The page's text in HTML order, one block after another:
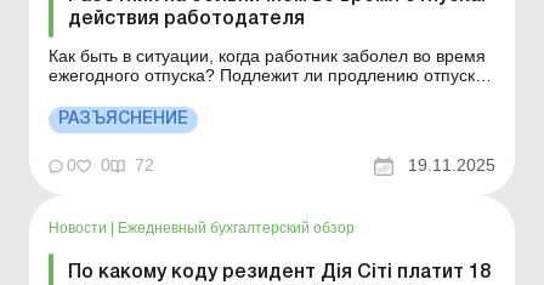
действия работодателя
Как быть в ситуации, когда работник заболел во время
ежегодного отпуска? Подлежит ли продлению отпуск
период? Больше по теме: Больничные и декретные
совместителям в 2025 году: когда и как оплачивать
Больничный после отпуска по уходу за ребенком: ка...
РАЗЪЯСНЕНИЕ
0 0 72 19.11.2025
Новости Ежедневный бухгалтерский обзор
По какому коду резидент Дія Сіті платит 18